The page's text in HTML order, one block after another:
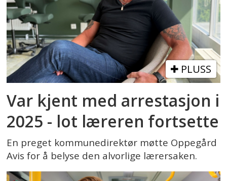
PLUSS
Var kjent med arrestasjon i
2025 - lot læreren fortsette
En preget kommunedirektør møtte Oppegård
Avis for å belyse den alvorlige lærersaken.